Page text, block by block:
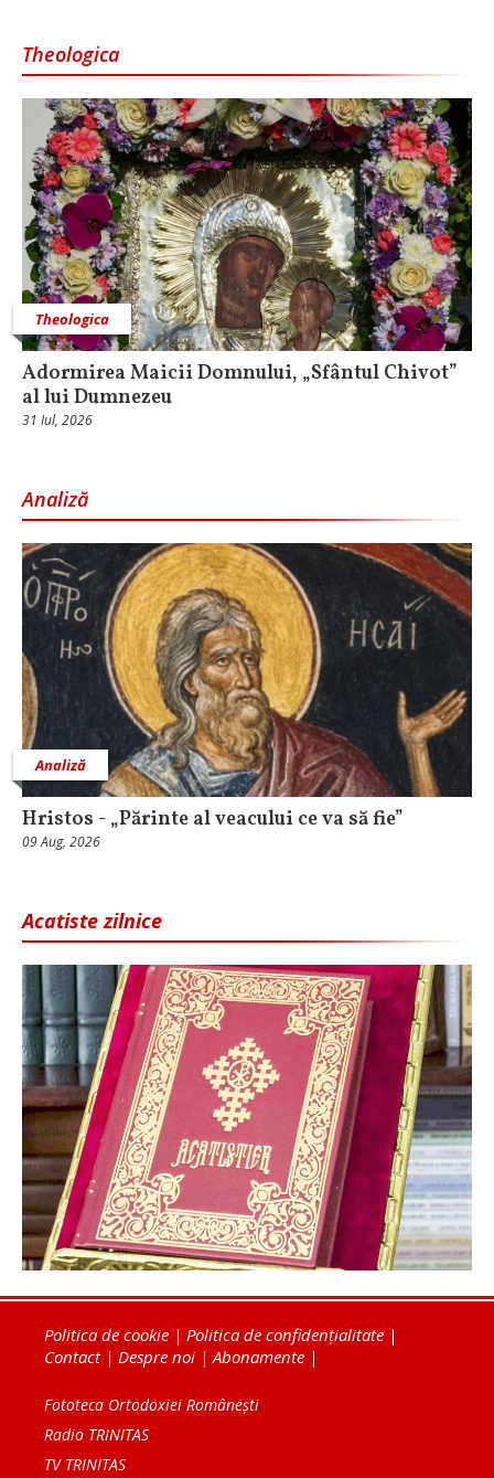
Theologica
Theologica
Adormirea Maicii Domnului, „Sfântul Chivot”
al lui Dumnezeu
31 Iul, 2026
Analiză
Analiză
Hristos - „Părinte al veacului ce va să fie”
09 Aug, 2026
Acatiste zilnice
Politica de cookie | Politica de confidențialitate |
Contact| Despre noi | Abonamente |
Fototeca Ortodoxiei Românești
Radio TRINITAS
TV TRINITAS